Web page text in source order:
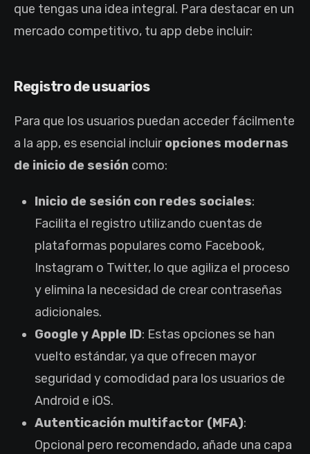
que tengas una idea integral. Para destacar en un
mercado competitivo, tu app debe incluir:
Registro de usuarios
Para que los usuarios puedan acceder fácilmente
a la app, es esencial incluiropciones modernas
de inicio de sesión como:
Inicio de sesión con redes sociales:
Facilita el registro utilizando cuentas de
plataformas populares como Facebook,
Instagram o Twitter, lo que agiliza el proceso
y elimina la necesidad de crear contraseñas
adicionales.
Google y Apple ID: Estas opciones se han
vuelto estándar, ya que ofrecen mayor
seguridad y comodidad para los usuarios de
Android e iOS.
Autenticación multifactor (MFA):
Opcional pero recomendado, añade una capa